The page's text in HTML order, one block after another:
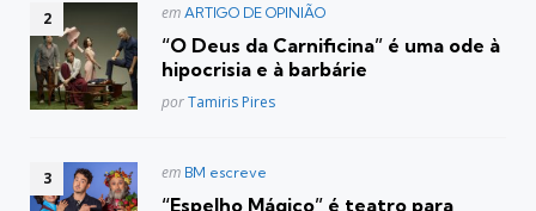
Postado
em ARTIGO DE OPINIÃO
“O Deus da Carnificina” é uma ode à
hipocrisia e à barbárie
Posted
porTamiris Pires
Postado
em BM escreve
“Espelho Mágico” é teatro para